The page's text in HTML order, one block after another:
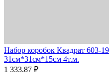
Набор коробок Квадрат 603-
31см*31см*15см 4т.м.
1 333.87 ₽